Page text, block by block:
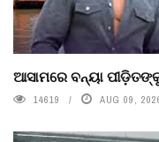
ଆସାମରେ ବନ୍ୟା
14619 AUG 09,